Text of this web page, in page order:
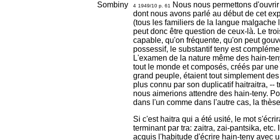
Sombiny
4 1949/10 p. 61 Nous nous permettons
dont nous avons parlé au début de cet
(tous les familiers de la langue malgache
peut donc être question de ceux-là. Le
capable, qu'on fréquente, qu'on peut
possessif, le substantif teny est
L'examen de la nature même des hain-
tout le monde et composés, créés par
grand peuple, étaient tout simplement
plus connu par son duplicatif haitraitra, --
nous aimerions attendre des hain-teny.
dans l'un comme dans l'autre cas, la
Si c'est haitra qui a été usité, le mot
terminant par tra: zaitra, zai-pantsika, etc.
acquis l'habitude d'écrire hain-teny avec